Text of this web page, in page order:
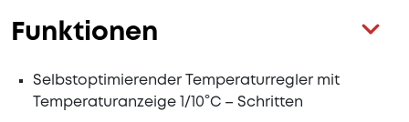
Funktionen
Selbstoptimierender Temperaturregler mit
Temperaturanzeige 1/10°C – Schritten